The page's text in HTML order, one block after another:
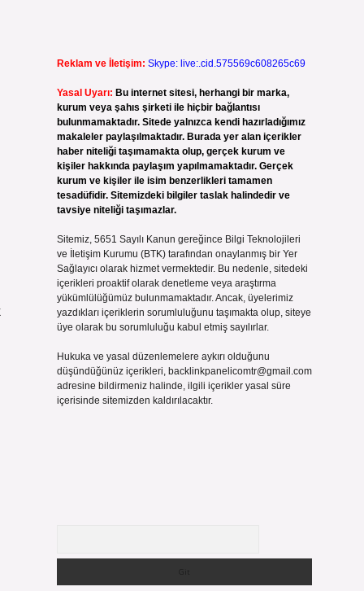
Reklam ve İletişim: Skype: live:.cid.575569c608265c69
Yasal Uyarı: Bu internet sitesi, herhangi bir marka,
kurum veya şahıs şirketi ile hiçbir bağlantısı
bulunmamaktadır. Sitede yalnızca kendi hazırladığımız
makaleler paylaşılmaktadır. Burada yer alan içerikler
haber niteliği taşımamakta olup, gerçek kurum ve
kişiler hakkında paylaşım yapılmamaktadır. Gerçek
kurum ve kişiler ile isim benzerlikleri tamamen
tesadüfidir. Sitemizdeki bilgiler taslak halindedir ve
tavsiye niteliği taşımazlar.
Sitemiz, 5651 Sayılı Kanun gereğince Bilgi Teknolojileri
ve İletişim Kurumu (BTK) tarafından onaylanmış bir Yer
Sağlayıcı olarak hizmet vermektedir. Bu nedenle, sitedeki
içerikleri proaktif olarak denetleme veya araştırma
yükümlülüğümüz bulunmamaktadır. Ancak, üyelerimiz
yazdıkları içeriklerin sorumluluğunu taşımakta olup, siteye
üye olarak bu sorumluluğu kabul etmiş sayılırlar.
Hukuka ve yasal düzenlemelere aykırı olduğunu
düşündüğünüz içerikleri, backlinkpanelicomtr@gmail.com
adresine bildirmeniz halinde, ilgili içerikler yasal süre
içerisinde sitemizden kaldırılacaktır.